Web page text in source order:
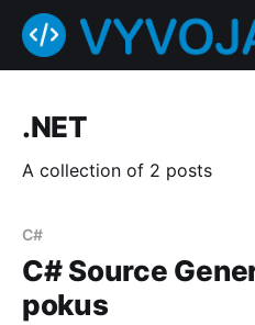
.NET
A collection of 2 posts
C#
C# Source
pokus